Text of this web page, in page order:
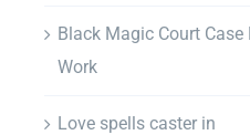
Black Magic Court
Work
Love spells caster in